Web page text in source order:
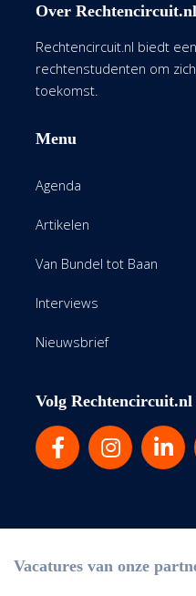
Over Rechtencircuit.nl
Rechtencircuit.nl biedt
rechtenstudenten om
toekomst.
Menu
Agenda
Artikelen
Van Bundel tot Baan
Interviews
Nieuwsbrief
Volg Rechtencircuit.nl
Vacatures van onze